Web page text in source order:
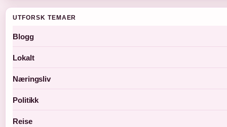
UTFORSK TEMAER
Blogg
Lokalt
Næringsliv
Politikk
Reise